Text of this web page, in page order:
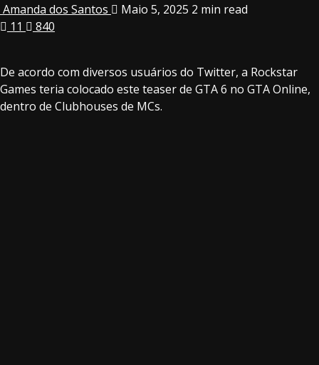
Amanda dos Santos Maio 5, 2025 2 min read
11
840
De acordo com diversos usuários do Twitter, a Rockstar
Games teria colocado este teaser de GTA 6 no GTA Online,
dentro de Clubhouses de MCs.